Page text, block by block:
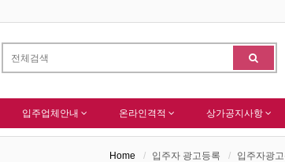
- 알림 -
입주업체안내 온라인격적 상가공지사항
Home 입주자 광고등록 입주자광